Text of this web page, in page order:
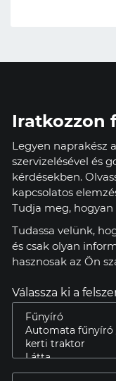
Iratkozzon
Legyen naprakész
szervizelésével és
kérdésekben.
kapcsolatos
Tudja meg,
Tudassa velünk,
és csak olyan
hasznosak az Ön
Válassza ki a